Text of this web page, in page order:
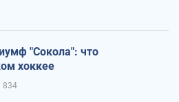
"Сокола": что
хоккее
834